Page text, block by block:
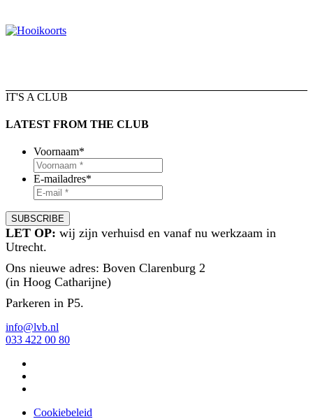
IT'S A CLUB
LATEST FROM THE CLUB
Voornaam*
E-mailadres*
LET OP: wij zijn verhuisd en vanaf nu werkzaam in
Utrecht.
Ons nieuwe adres: Boven Clarenburg 2
(in Hoog Catharijne)
Parkeren in P5.
info@lvb.nl
033 422 00 80
Cookiebeleid